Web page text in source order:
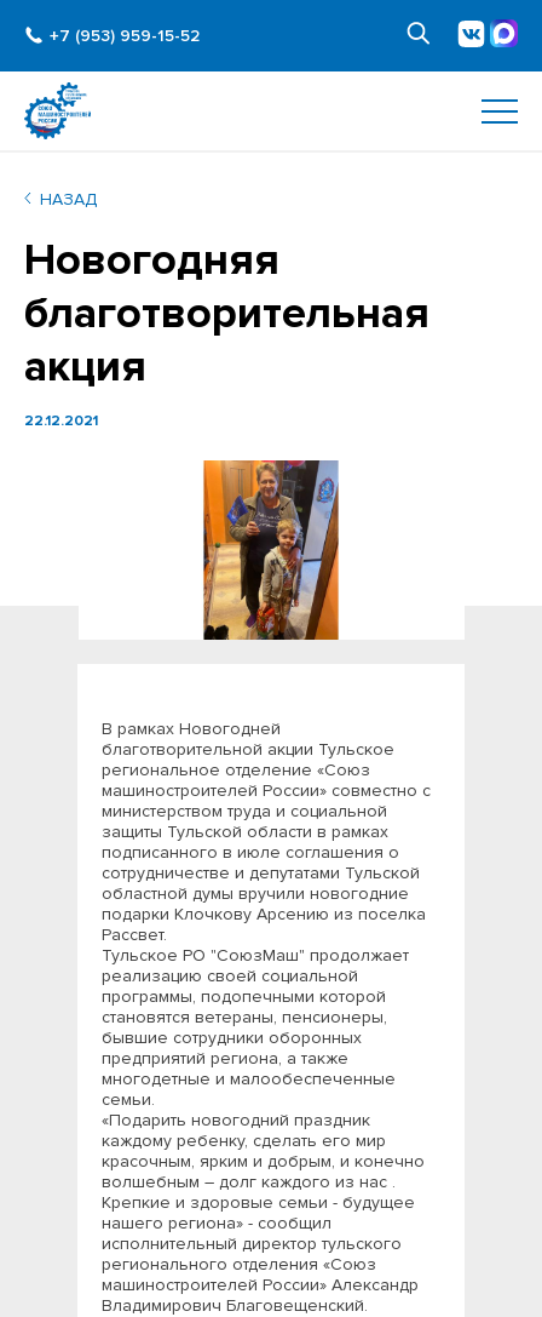
+7 (953) 959-15-52
НАЗАД
Новогодняя
благотворительная
акция
22.12.2021
В рамках Новогодней
благотворительной акции Тульское
региональное отделение «Союз
машиностроителей России» совместно с
министерством труда и социальной
защиты Тульской области в рамках
подписанного в июле соглашения о
сотрудничестве и депутатами Тульской
областной думы вручили новогодние
подарки Клочкову Арсению из поселка
Рассвет.
Тульское РО "СоюзМаш" продолжает
реализацию своей социальной
программы, подопечными которой
становятся ветераны, пенсионеры,
бывшие сотрудники оборонных
предприятий региона, а также
многодетные и малообеспеченные
семьи.
«Подарить новогодний праздник
каждому ребенку, сделать его мир
красочным, ярким и добрым, и конечно
волшебным – долг каждого из нас .
Крепкие и здоровые семьи - будущее
нашего региона» - сообщил
исполнительный директор тульского
регионального отделения «Союз
машиностроителей России» Александр
Владимирович Благовещенский.